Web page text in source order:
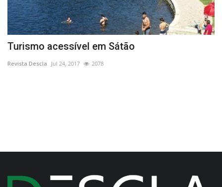
Turismo acessível em Sátão
Revista Descla Jul 24, 2017 2078